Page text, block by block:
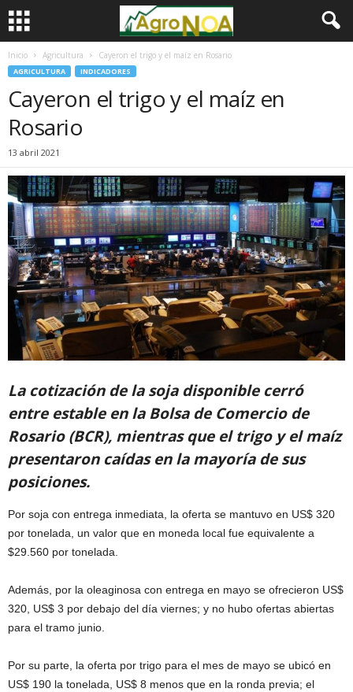
Inicio Agricultura Cayeron el trigo y el maíz en Rosario
AGRICULTURA INDICADORES
Cayeron el trigo y el maíz en
Rosario
13 abril 2021
La cotización de la soja disponible cerró
entre estable en la Bolsa de Comercio de
Rosario (BCR), mientras que el trigo y el maíz
presentaron caídas en la mayoría de sus
posiciones.
Por soja con entrega inmediata, la oferta se mantuvo en US$ 320
por tonelada, un valor que en moneda local fue equivalente a
$29.560 por tonelada.
Además, por la oleaginosa con entrega en mayo se ofrecieron US$
320, US$ 3 por debajo del día viernes; y no hubo ofertas abiertas
para el tramo junio.
Por su parte, la oferta por trigo para el mes de mayo se ubicó en
US$ 190 la tonelada, US$ 8 menos que en la ronda previa; el